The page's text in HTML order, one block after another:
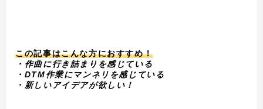
この記事はこんな方におすすめ！
・作曲に行き詰まりを感じている
・DTM作業にマンネリを感じている
・新しいアイデアが欲しい！